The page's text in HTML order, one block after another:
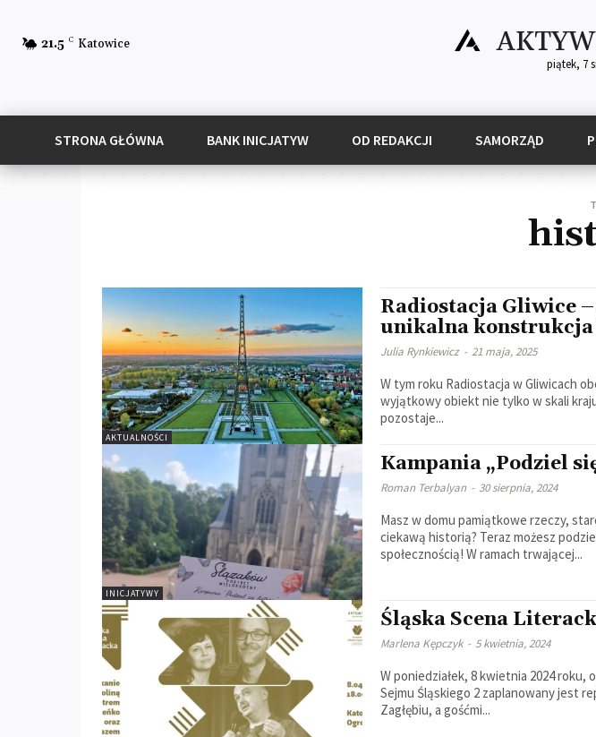
21.5 C Katowice
piątek, 7
STRONA GŁÓWNA BANK INICJATYW OD REDAKCJI SAMORZĄD
AKTUALNOŚCI
Radiostacja Gliwice
unikalna konstrukcja
Julia Rynkiewicz - 21 maja, 2025
W tym roku Radiostacja w Gliwicach
wyjątkowy obiekt nie tylko w skali
pozostaje...
INICJATYWY
Kampania „Podziel
Roman Terbalyan - 30 sierpnia, 2024
Masz w domu pamiątkowe rzeczy,
ciekawą historią? Teraz możesz
społecznością! W ramach trwającej...
Śląska Scena
Marlena Kępczyk - 5 kwietnia, 2024
W poniedziałek, 8 kwietnia 2024 roku,
Sejmu Śląskiego 2 zaplanowany jest
Zagłębiu, a gośćmi...